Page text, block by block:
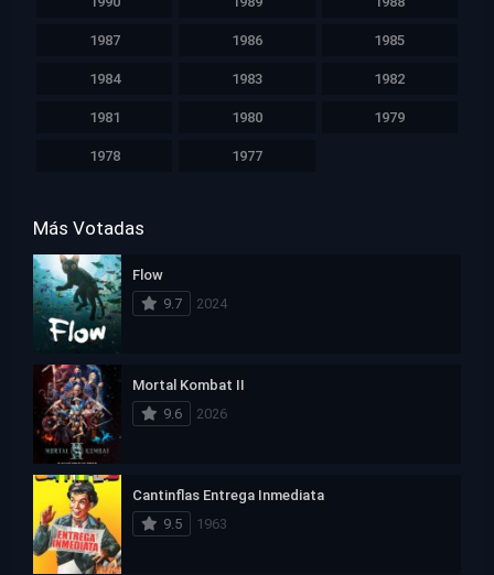
1987 1986 1985
1984 1983 1982
1981 1980 1979
1978 1977
Más Votadas
Flow
9.7
2024
Mortal Kombat II
9.6
2026
Cantinflas Entrega Inmediata
9.5
1963